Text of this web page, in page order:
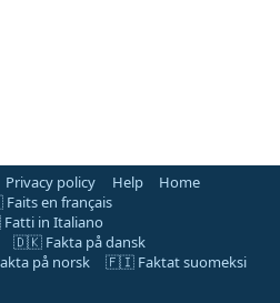
Privacy policy Help
Home
en français
in Italiano
🇩🇰 Fakta på dansk
på norsk
🇫🇮 Faktat suomeksi